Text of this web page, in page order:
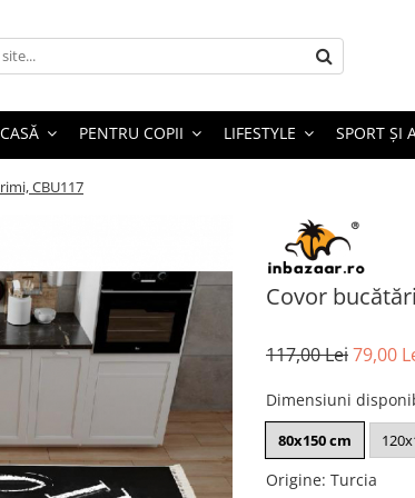
PENTRU COPII LIFESTYLE SPORT ȘI
CBU117
Covor
117,00 Lei79,00
Dimensiuni
80x150 cm
Origine: Turcia